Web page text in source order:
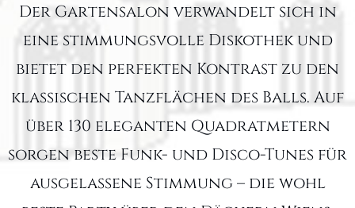
Der Gartensalon verwandelt sich in
eine stimmungsvolle Diskothek und
bietet den perfekten Kontrast zu den
klassischen Tanzflächen des Balls. Auf
über 130 eleganten Quadratmetern
sorgen beste Funk- und Disco-Tunes für
ausgelassene Stimmung – die wohl